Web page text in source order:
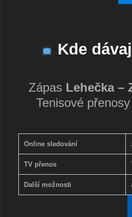
Kde
Zápas Lehečka –
Tenisové
Online sledování
TV přenos
Další možnosti